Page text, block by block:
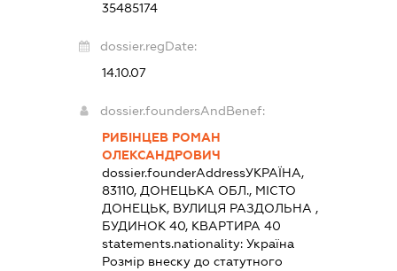
35485174
dossier.regDate:
14.10.07
dossier.foundersAndBenef:
РИБІНЦЕВ РОМАН
ОЛЕКСАНДРОВИЧ
dossier.founderAddressУКРАЇНА,
83110, ДОНЕЦЬКА ОБЛ., МІСТО
ДОНЕЦЬК, ВУЛИЦЯ РАЗДОЛЬНА ,
БУДИНОК 40, КВАРТИРА 40
statements.nationality:Україна
Розмір внеску до статутного